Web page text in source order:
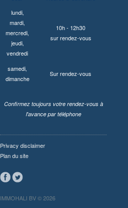
lundi,
mardi,
mercredi,
jeudi,
vendredi
10h - 12h30
sur rendez-vous
samedi,
dimanche
Sur rendez-vous
Confirmez toujours votre rendez-vous à
l'avance par téléphone
Privacy disclaimer
Plan du site
IMMOHALI BV © 2026